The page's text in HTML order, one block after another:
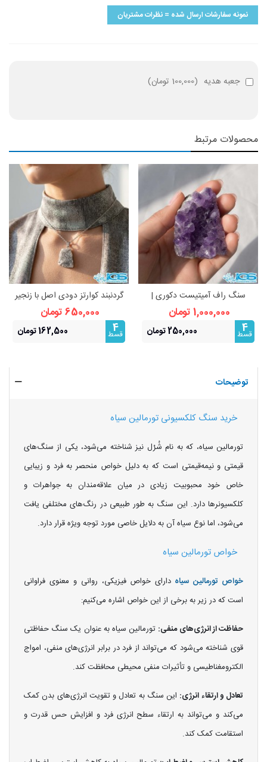
نمونه سفارشات ارسال شده = نظرات مشتریان
جعبه هدیه (100,000 تومان )
محصولات مرتبط
سنگ راف آمیتیست دکوری |
زیبایی طبیعی و انرژی‌بخش
1,000,000 تومان
4
قسط 250,000 تومان
گردنبند کوارتز دودی اصل با زنجیر
استیل | آرامش و محافظت انرژی
650,000 تومان
4
قسط 162,500 تومان
توضیحات
خرید سنگ کلکسیونی تورمالین سیاه
تورمالین سیاه، که به نام شُرْل نیز شناخته می‌شود، یکی از سنگ‌های
قیمتی و نیمه‌قیمتی است که به دلیل خواص منحصر به فرد و زیبایی
خاص خود محبوبیت زیادی در میان علاقه‌مندان به جواهرات و
کلکسیونرها دارد. این سنگ به طور طبیعی در رنگ‌های مختلفی یافت
می‌شود، اما نوع سیاه آن به دلایل خاصی مورد توجه ویژه قرار دارد.
خواص تورمالین سیاه
خواص تورمالین سیاه دارای خواص فیزیکی، روانی و معنوی فراوانی
است که در زیر به برخی از این خواص اشاره می‌کنیم:
حفاظت از انرژی‌های منفی: تورمالین سیاه به عنوان یک سنگ حفاظتی
قوی شناخته می‌شود که می‌تواند از فرد در برابر انرژی‌های منفی، امواج
الکترومغناطیسی و تأثیرات منفی محیطی محافظت کند.
تعادل و ارتقاء انرژی: این سنگ به تعادل و تقویت انرژی‌های بدن کمک
می‌کند و می‌تواند به ارتقاء سطح انرژی فرد و افزایش حس قدرت و
استقامت کمک کند.